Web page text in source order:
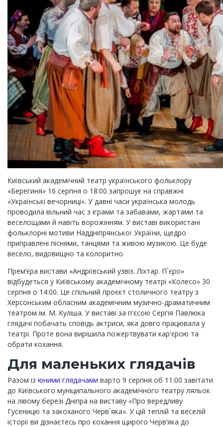
Київський академічний театр українського фольклору
«Берегиня» 16 серпня о 18:00 запрошує на справжні
«Українські вечорниці». У давні часи українська молодь
проводила вільний час з іграми та забавами, жартами та
веселощами й навіть ворожінням. У виставі використані
фольклорні мотиви Наддніпрянської України, щедро
приправлені піснями, танцями та живою музикою. Це буде
весело, видовищно та колоритно.
Прем‘єра вистави «Андріївський узвіз. Ліхтар. П`єро»
відбудеться у Київському академічному театрі «Колесо» 30
серпня о 14:00. Це спільний проєкт столичного театру з
Херсонським обласним академічним музично-драматичним
театром ім. М. Куліша. У виставі за п'єсою Сергія Павлюка
глядачі побачать сповідь актриси, яка довго працювала у
театрі. Проте вона вирішила пожертвувати кар'єрою та
обрати кохання.
Для маленьких глядачів
Разом із юними глядачами варто 9 серпня об 11:00 завітати
до Київського муніципального академічного театру ляльок
на лівому березі Дніпра на виставу «Про вередливу
Гусеницю та закоханого Черв`яка». У цій теплій та веселій
історії ви дізнаєтесь про кохання щирого Черв’яка до